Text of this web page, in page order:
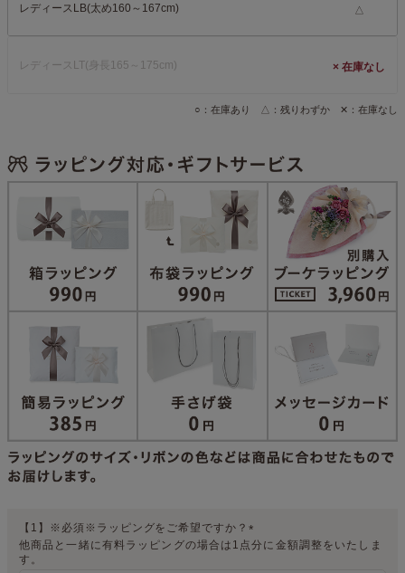
【1】※必須※ラッピングをご希望ですか？
(
他商品と一緒に有料ラッピングの場合は1点分に金額調整をいたしま
す。
レディースLB(太め160～167cm) △
レディースLT(身長165～175cm) ×
○：在庫あり △：残りわずか ✕：在庫なし